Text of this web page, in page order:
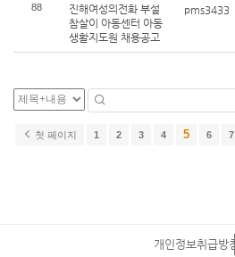
88
진해여성의전화 부설
참살이 아동센터 아동
생활지도원 채용공고
pms3433
첫 페이지 1 2 3 4 5 6 7
개인정보취급방침